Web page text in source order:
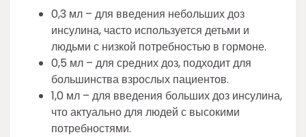
0,3 мл – для введения небольших доз
инсулина, часто используется детьми и
людьми с низкой потребностью в гормоне.
0,5 мл – для средних доз, подходит для
большинства взрослых пациентов.
1,0 мл – для введения больших доз инсулина,
что актуально для людей с высокими
потребностями.